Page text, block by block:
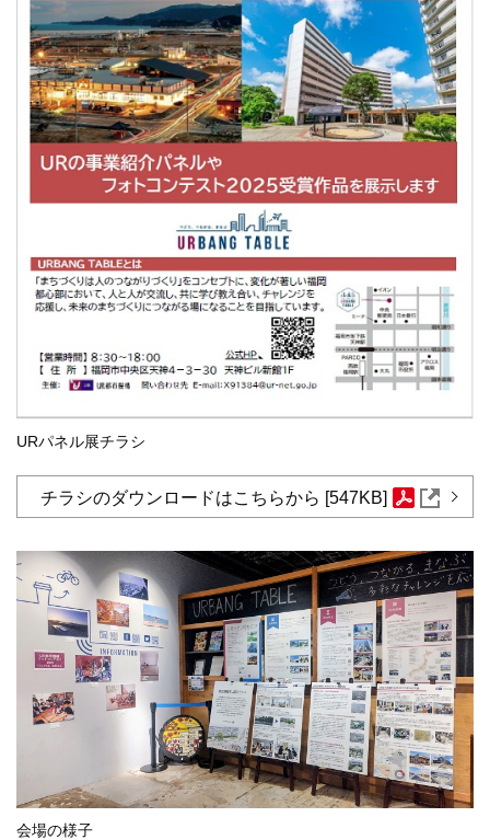
URパネル展チラシ
チラシのダウンロードはこちらから [547KB]
会場の様子